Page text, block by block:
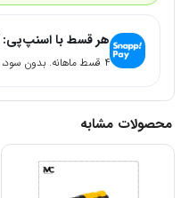
هر قسط با اسنپ‌پی:
۴ قسط ماهانه. بدون سود، چک و ضامن.
محصولات مشابه